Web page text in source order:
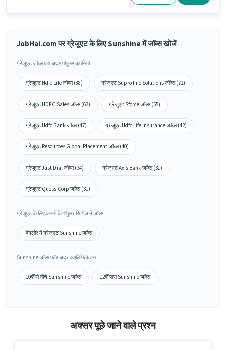
JobHai.com पर ग्रेजुएट के लिए Sunshine में जॉब्स खोजें
ग्रेजुएट जॉब्स बाय अदर पॉपुलर कंपनियां
ग्रेजुएट Hdfc Life जॉब्स (88) ग्रेजुएट Supro Info Solutions जॉब्स (72)
ग्रेजुएट HDFC Sales जॉब्स (63) ग्रेजुएट Sforce जॉब्स (55)
ग्रेजुएट Hdfc Bank जॉब्स (47) ग्रेजुएट Hdfc Life Insurance जॉब्स (42)
ग्रेजुएट Resources Global Placement जॉब्स (40)
ग्रेजुएट Just Dial जॉब्स (34) ग्रेजुएट Axis Bank जॉब्स (31)
ग्रेजुएट Quess Corp जॉब्स (31)
ग्रेजुएट के लिए कंपनी के पॉपुलर सिटीज़ में जॉब्स
बैंगलोर में ग्रेजुएट Sunshine जॉब्स
Sunshine जॉब्स फॉर अदर क्वालिफिकेशन
10वीं से नीचे Sunshine जॉब्स 12वीं पास Sunshine जॉब्स
अक्सर पूछे जाने वाले प्रश्न